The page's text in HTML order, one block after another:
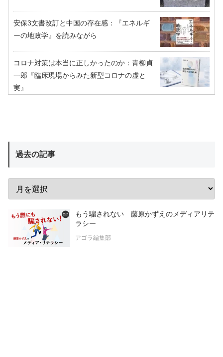
安保3文書改訂と中国の存在感：『エネルギ
ーの地政学』を読みながら
コロナ対策は本当に正しかったのか：青柳貞
一郎『臨床現場からみた新型コロナの虚と
実』
過去の記事
もう騙されない 藤原かずえのメディアリテ
ラシー
アゴラ編集部